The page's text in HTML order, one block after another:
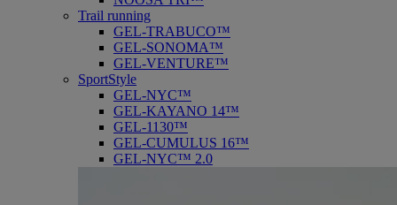
Trail running
GEL-TRABUCO™
GEL-SONOMA™
GEL-VENTURE™
SportStyle
GEL-NYC™
GEL-KAYANO 14™
GEL-1130™
GEL-CUMULUS 16™
GEL-NYC™ 2.0